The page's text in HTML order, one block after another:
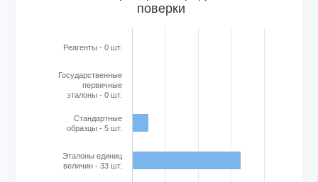
View as data table, Используемые лабораторией
The chart has 1 X axis displaying categories.
The chart has 1 Y axis displaying Кол-во в шт.. Range: 0
поверки
Реагенты - 0 шт.
Государственные
первичные
эталоны - 0 шт.
Стандартные
образцы - 5 шт.
Эталоны единиц
величин - 33 шт.